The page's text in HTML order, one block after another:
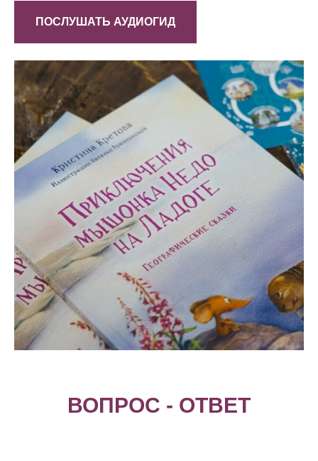
ПОСЛУШАТЬ АУДИОГИД
ВОПРОС - ОТВЕТ